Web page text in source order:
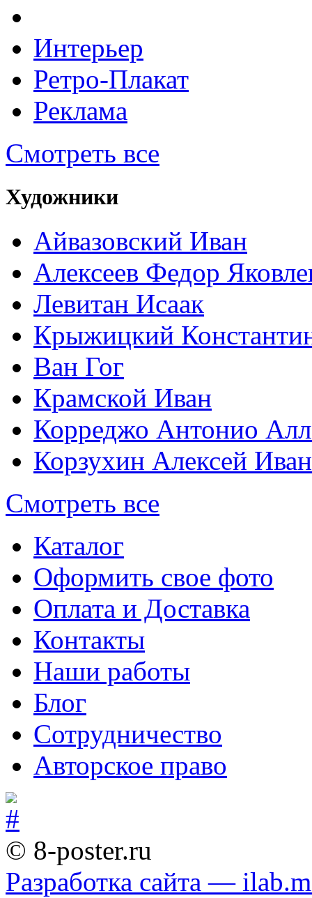
Интерьер
Ретро-Плакат
Реклама
Смотреть все
Художники
Айвазовский Иван
Алексеев Федор
Левитан Исаак
Крыжицкий
Ван Гог
Крамской Иван
Корреджо Антонио
Корзухин Алексей
Смотреть все
Каталог
Оформить свое фото
Оплата и Доставка
Контакты
Наши работы
Блог
Сотрудничество
Авторское право
© 8-poster.ru
Разработка сайта —